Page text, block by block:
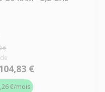
€
€
€/mois